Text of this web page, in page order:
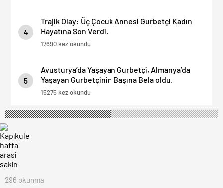
4
Trajik Olay: Üç Çocuk Annesi Gurbetçi Kadın
Hayatına Son Verdi.
17690 kez okundu
5
Avusturya’da Yaşayan Gurbetçi, Almanya’da
Yaşayan Gurbetçinin Başına Bela oldu.
15275 kez okundu
296 okunma